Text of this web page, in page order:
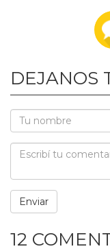
DEJANOS
12